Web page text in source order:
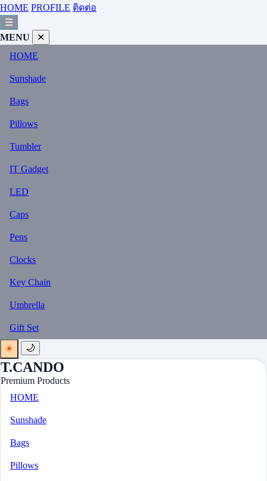
HOME PROFILE ติดต่อ
☰
MENU
✕
HOME
Sunshade
Bags
Pillows
Tumbler
IT Gadget
LED
Caps
Pens
Clocks
Key Chain
Umbrella
Gift Set
☀️
🌙
T.CANDO
Premium Products
HOME
Sunshade
Bags
Pillows